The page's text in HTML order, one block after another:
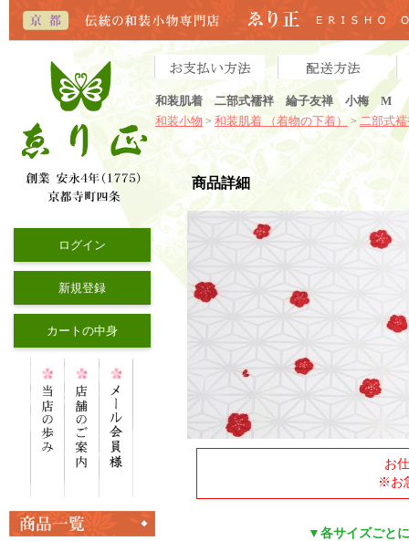
和装肌着 二部式襦袢 綸子友禅 小梅 M
和装小物 > 和装肌着 （着物の下着） > 二部式
ログイン
新規登録
カートの中身
商品詳細
お
※お
▼各サイズごと